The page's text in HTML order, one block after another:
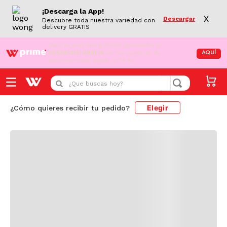
¡Descarga la App!
Descubre toda nuestra variedad con
delivery GRATIS
Descargar X
¡Aún no eres Wong Prime! Aprovecha el
DESPACHO GRATIS en tus compras de
supermercado desde S/79.90
AQUÍ
¿Que buscas hoy?
¿Cómo quieres recibir tu pedido? Elegir
Cargando comentarios...